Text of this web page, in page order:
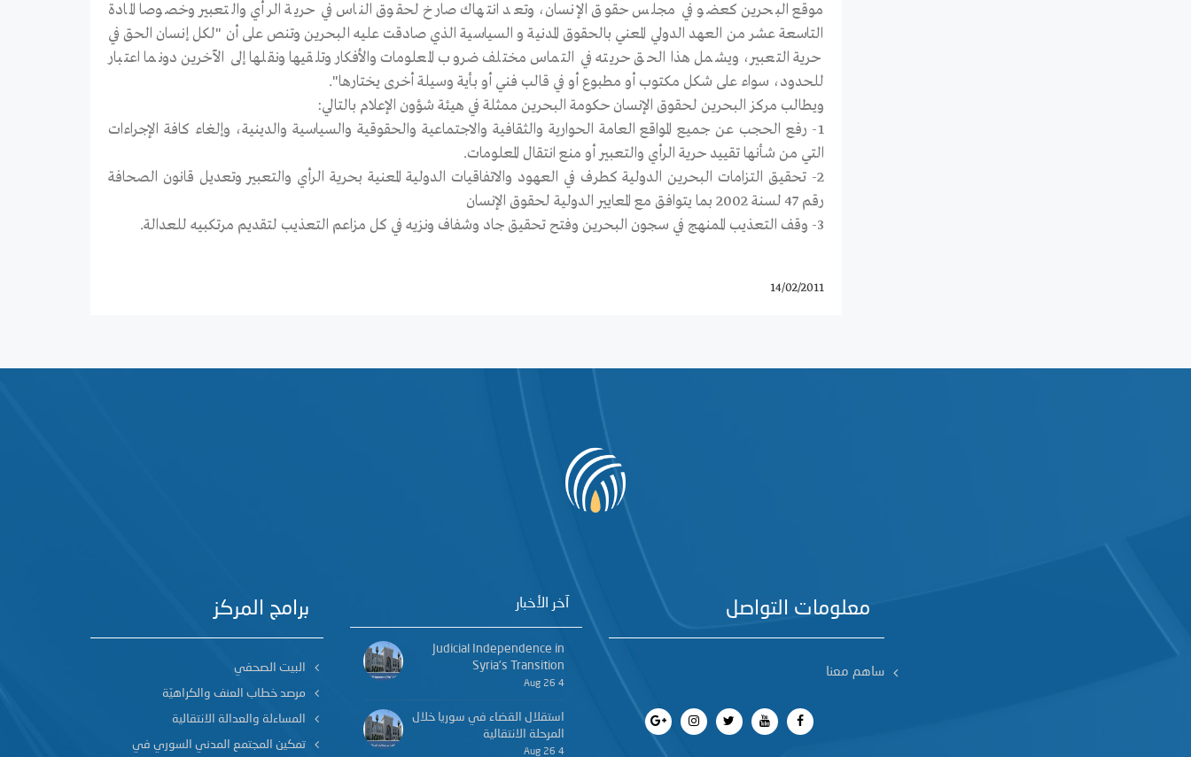
موقع البحرين كعضو في مجلس حقوق الإنسان، وتعد انتهاك صارخ لحقوق الناس في حرية الرأي والتعبير وخصوصا المادة
التاسعة عشر من العهد الدولي المعني بالحقوق المدنية و السياسية الذي صادقت عليه البحرين وتنص على أن "لكل إنسان الحق في
حرية التعبير، ويشمل هذا الحق حريته في التماس مختلف ضروب المعلومات والأفكار وتلقيها ونقلها إلى الآخرين دونما اعتبار
للحدود، سواء على شكل مكتوب أو مطبوع أو في قالب فني أو بأية وسيلة أخرى يختارها".
ويطالب مركز البحرين لحقوق الإنسان حكومة البحرين ممثلة في هيئة شؤون الإعلام بالتالي:
1- رفع الحجب عن جميع المواقع العامة الحوارية والثقافية والاجتماعية والحقوقية والسياسية والدينية، وإلغاء كافة الإجراءات
التي من شأنها تقييد حرية الرأي والتعبير أو منع انتقال المعلومات.
2- تحقيق التزامات البحرين الدولية كطرف في العهود والاتفاقيات الدولية المعنية بحرية الرأي والتعبير وتعديل قانون الصحافة
رقم 47 لسنة 2002 بما يتوافق مع المعايير الدولية لحقوق الإنسان
3- وقف التعذيب الممنهج في سجون البحرين وفتح تحقيق جاد وشفاف ونزيه في كل مزاعم التعذيب لتقديم مرتكبيه للعدالة.
14/02/2011
برامج المركز
البيت الصحفي
مرصد خطاب العنف والكراهيّة
المساءلة والعدالة الانتقالية
تمكين المجتمع المدني السوري في
آخر الأخبار
Judicial Independence in
Syria’s Transition
4 Aug 26
استقلال القضاء في سوريا خلال
المرحلة الانتقالية
4 Aug 26
معلومات التواصل
ساهم معنا